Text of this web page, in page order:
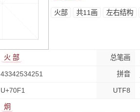
⽕部 共11画 左右结构
⽕ 部 总笔画
43342534251 拼音
U+70F1 UTF8
炯